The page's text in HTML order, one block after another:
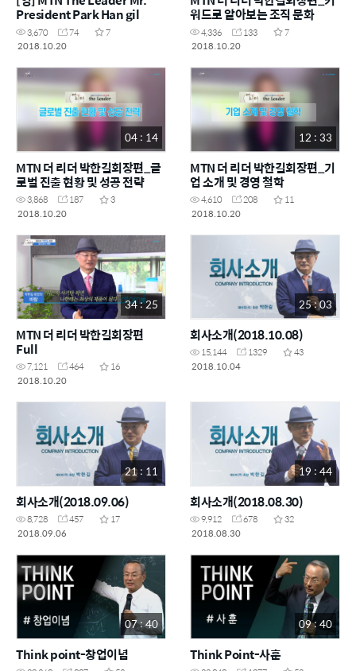
President Park Han gil
3,670 74
7
2018.10.20
워드로 알아보는 조직 문화
4,336 133
7
2018.10.20
04 : 14
MTN 더 리더 박한길회장편_글
로벌 진출 현황 및 성공 전략
3,868 187
3
2018.10.20
12 : 33
MTN 더 리더 박한길회장편_기
업 소개 및 경영 철학
4,610 208
11
2018.10.20
34 : 25
MTN 더 리더 박한길회장편
Full
7,121 464
16
2018.10.20
25 : 03
회사소개(2018.10.08)
15,144 1329
43
2018.10.04
21 : 11
회사소개(2018.09.06)
8,728 457
17
2018.09.06
19 : 44
회사소개(2018.08.30)
9,912 678
32
2018.08.30
07 : 40
Think point-창업이념
09 : 40
Think Point-사훈